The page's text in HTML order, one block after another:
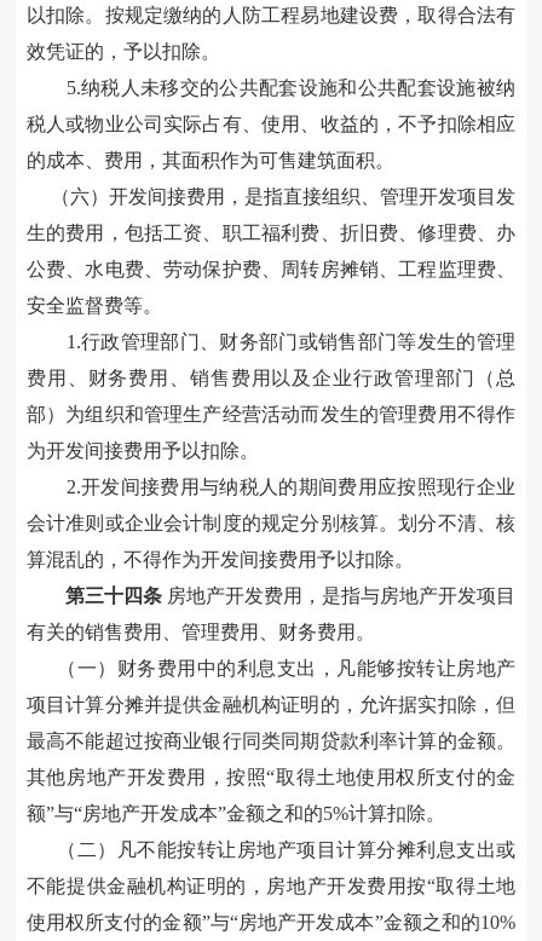
以扣除。按规定缴纳的人防工程易地建设费，取得合法有
效凭证的， 予以扣除。
5.纳税人未移交的公共配套设施和公共配套设施被纳
税人或物业公司实际占有、 使用
收益的，不予扣除相应
的成本
费用，其面积作为可售建筑面积。
（六）开发间接费用，是指直接组织、管理开发项目发
生的费用，包括工资、职工福利费、折旧费、修理费、办
公费、水电费、劳动保护费、周转房摊销、工程监理费、
安全监督费等。
1.行政管理部门
财务部门或销售部门等发生的管理
费用
财务费用
销售费用以及企业行政管理部门（总
部）为组织和管理生产经营活动而发生的管理费用不得作
为开发间接费用予以扣除。
2.开发间接费用与纳税人的期间费用应按照现行企业
会计准则或企业会计制度的规定分别核算。划分不清、核
算混乱的，不得作为开发间接费用予以扣除。
第三十四条 房地产开发费用，是指与房地产开发项目
有关的销售费用、管理费用、财务费用。
（一）财务费用中的利息支出，凡能够按转让房地产
项目计算分摊并提供金融机构证明的，允许据实扣除，但
最高不能超过按商业银行同类同期贷款利率计算的金额。
其他房地产开发费用，按照“取得土地使用权所支付的金
额”与“房地产开发成本”金额之和的5%计算扣除。
（二）凡不能按转让房地产项目计算分摊利息支出或
不能提供金融机构证明的，房地产开发费用按“取得土地
使用权所支付的金额”与“房地产开发成本”金额之和的10%